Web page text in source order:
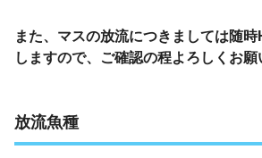
また、マスの放流につきましては随
しますので、ご確認の程よろしくお願
放流魚種